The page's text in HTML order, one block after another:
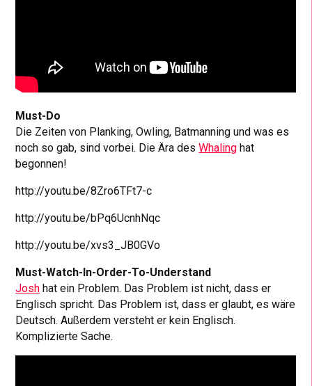
Must-Do
Die Zeiten von Planking, Owling, Batmanning und was es
noch so gab, sind vorbei. Die Ära desWhaling hat
begonnen!
http://youtu.be/8Zro6TFt7-c
http://youtu.be/bPq6UcnhNqc
http://youtu.be/xvs3_JB0GVo
Must-Watch-In-Order-To-Understand
Josh hat ein Problem. Das Problem ist nicht, dass er
Englisch spricht. Das Problem ist, dass er glaubt, es wäre
Deutsch. Außerdem versteht er kein Englisch.
Komplizierte Sache.